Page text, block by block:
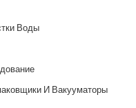
Воды
И Вакууматоры